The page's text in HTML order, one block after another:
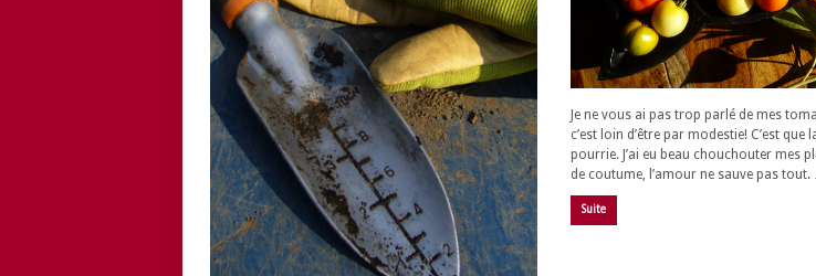
Je ne vous ai pas trop parlé de mes
c’est loin d’être par modestie! C’est que
pourrie. J’ai eu beau chouchouter mes
de coutume, l’amour ne sauve pas
Suite